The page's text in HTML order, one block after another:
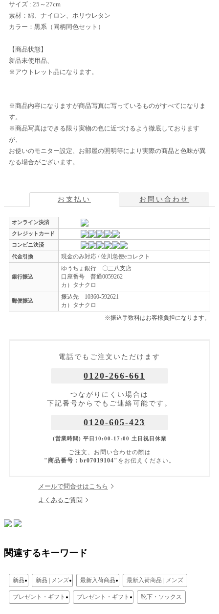
サイズ : 25～27cm
素材：綿、ナイロン、ポリウレタン
カラー：黒系（同柄同色セット）
【商品状態】
新品未使用品、
※アウトレット品になります。
※商品内容になりますが商品写真に写っているものがすべてになりま
す。
※商品写真はできる限り実物の色に近づけるよう徹底しております
が、
お使いのモニター設定、お部屋の照明等により実際の商品と色味が異
なる場合がございます。
お支払い お問い合わせ
オンライン決済
クレジットカード
コンビニ決済
代金引換
現金のみ対応 / 佐川急便eコレクト
銀行振込
ゆうちょ銀行 〇三八支店
口座番号 普通0059262
カ）タナクロ
郵便振込
振込先 10360-592621
カ）タナクロ
※振込手数料はお客様負担になります。
電話でもご注文いただけます
0120-266-661
つながりにくい場合は
下記番号からでもご連絡可能です。
0120-605-423
(営業時間) 平日10:00-17:00 土日祝日休業
ご注文、お問い合わせの際は
"商品番号：br07019104" をお伝えください。
メールで問合せはこちら
よくあるご質問
関連するキーワード
新品 新品 | メンズ 最新入荷商品 最新入荷商品 | メンズ
プレゼント・ギフト プレゼント・ギフト 靴下・ソックス